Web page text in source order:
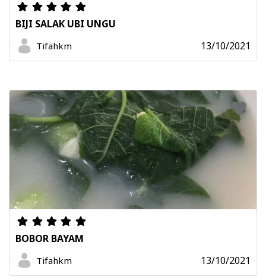
BIJI SALAK UBI UNGU
Tifahkm 13/10/2021
BOBOR BAYAM
Tifahkm 13/10/2021